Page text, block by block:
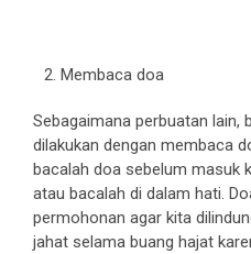
Membaca doa
Sebagaimana perbuatan lain,
dilakukan dengan membaca
bacalah doa sebelum masuk
atau bacalah di dalam hati.
permohonan agar kita
jahat selama buang hajat